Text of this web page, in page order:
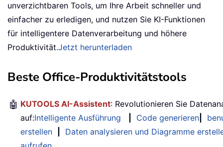
unverzichtbaren Tools, um Ihre Arbeit schneller und
einfacher zu erledigen, und nutzen Sie KI-Funktionen
für intelligentere Datenverarbeitung und höhere
Produktivität.Jetzt herunterladen
Beste Office-Produktivitätstools
🤖 KUTOOLS AI-Assistent: Revolutionieren Sie
auf:Intelligente Ausführung Code generieren
erstellen
Daten analysieren und Diagramme